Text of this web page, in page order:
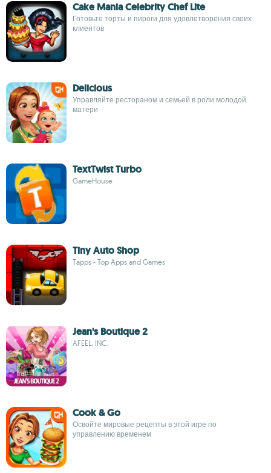
Cake Mania Celebrity Chef Lite
Готовьте торты и пироги для удовлетворения своих
клиентов
Delicious
Управляйте рестораном и семьей в роли молодой
матери
TextTwist Turbo
GameHouse
Tiny Auto Shop
Tapps - Top Apps and Games
Jean's Boutique 2
AFEEL, INC.
Cook & Go
Освойте мировые рецепты в этой игре по
управлению временем